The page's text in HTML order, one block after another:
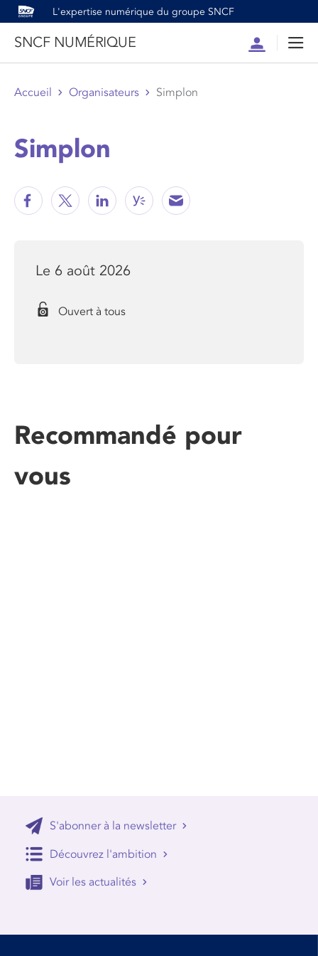
L'expertise numérique du groupe SNCF
SNCF NUMÉRIQUE
Compte
Accueil Organisateurs Simplon
Simplon
Le 6 août 2026
Ouvert à tous
Recommandé pour
vous
S'abonner à la newsletter
Découvrez l'ambition
Voir les actualités